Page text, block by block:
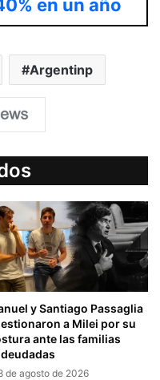
en un año
Argentinp
y Santiago Passaglia
a Milei por su
ante las familias
de agosto de 2026